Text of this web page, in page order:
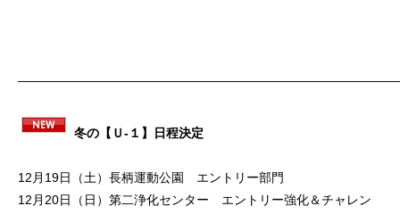
冬の【Ｕ-１】日程決定
12月19日（土）長柄運動公園 エントリー部門
12月20日（日）第二浄化センター エントリー強化＆チャレン